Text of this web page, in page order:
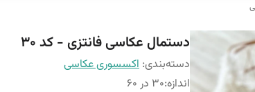
دستمال عکاسی فانتزی - کد 30
دسته‌بندی: اکسسوری عکاسی
اندازه:30 در 60